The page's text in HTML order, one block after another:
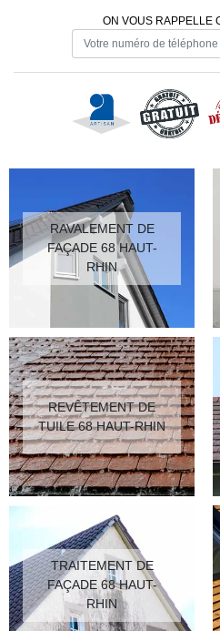
ON VOUS RAPPELLE
RAVALEMENT DE
FAÇADE 68 HAUT-
RHIN
REVÊTEMENT DE
TUILE 68 HAUT-RHIN
TRAITEMENT DE
FAÇADE 68 HAUT-
RHIN